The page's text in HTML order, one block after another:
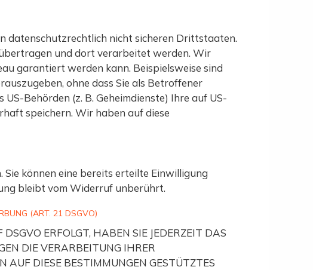
datenschutzrechtlich nicht sicheren Drittstaaten.
und dort verarbeitet werden. Wir
garantiert werden kann. Beispielsweise sind
ohne dass Sie als Betroffener
Behörden (z. B. Geheimdienste) Ihre auf US-
speichern. Wir haben auf diese
können eine bereits erteilte Einwilligung
bleibt vom Widerruf unberührt.
(ART. 21 DSGVO)
ERFOLGT, HABEN SIE JEDERZEIT DAS
DIE VERARBEITUNG IHRER
AUF DIESE BESTIMMUNGEN GESTÜTZTES